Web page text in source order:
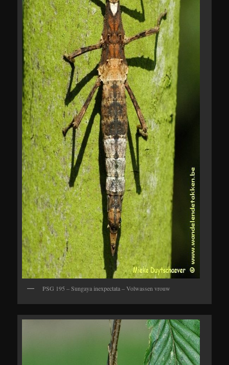
PSG 195 – Sungaya inexpectata – Volwassen vrouw